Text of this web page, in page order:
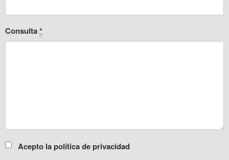
Consulta*
Acepto la política de privacidad